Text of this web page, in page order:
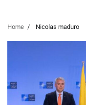
Home Nicolas maduro